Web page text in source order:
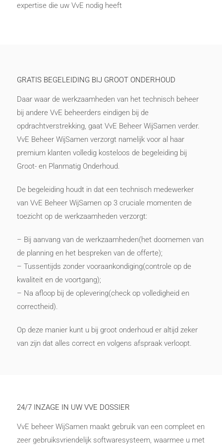
expertise die uw VvE nodig heeft
GRATIS BEGELEIDING BIJ GROOT ONDERHOUD
Daar waar de werkzaamheden van het technisch beheer
bij andere VvE beheerders eindigen bij de
opdrachtverstrekking, gaat VvE Beheer WijSamen verder.
VvE Beheer WijSamen verzorgt namelijk voor al haar
premium klanten volledig kosteloos de begeleiding bij
Groot- en Planmatig Onderhoud.
De begeleiding houdt in dat een technisch medewerker
van VvE Beheer WijSamen op 3 cruciale momenten de
toezicht op de werkzaamheden verzorgt:
– Bij aanvang van de werkzaamheden(het doornemen van
de planning en het bespreken van de offerte);
– Tussentijds zonder vooraankondiging(controle op de
kwaliteit en de voortgang);
– Na afloop bij de oplevering(check op volledigheid en
correctheid).
Op deze manier kunt u bij groot onderhoud er altijd zeker
van zijn dat alles correct en volgens afspraak verloopt.
24/7 INZAGE IN UW VVE DOSSIER
VvE beheer WijSamen maakt gebruik van een compleet en
zeer gebruiksvriendelijk softwaresysteem, waarmee u met